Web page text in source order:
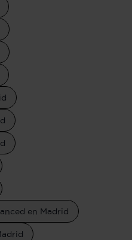
en Madrid